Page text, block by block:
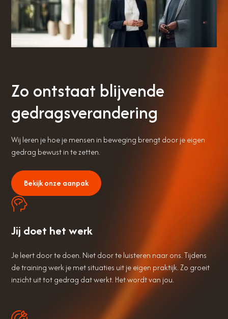
Zo ontstaat blijvende
gedragsverandering
Wij leren je hoe je mensen in beweging brengt door je eigen
gedrag bewust in te zetten.
Bekijk onze aanpak
Jij doet het werk
Je leert door te doen. Niet door te luisteren naar ons. Tijdens
de training werk je met situaties uit je eigen praktijk. Zo groeit
inzicht uit tot gedrag dat werkt. Het wordt van jou.